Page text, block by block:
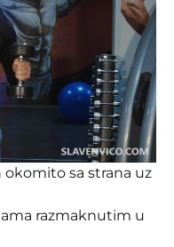
sa strana uz
razmaknutim u